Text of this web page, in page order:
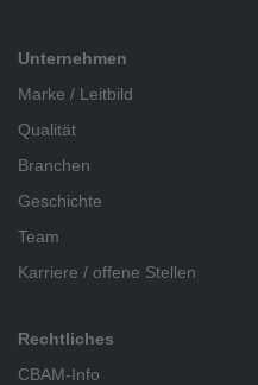
Unternehmen
Marke / Leitbild
Qualität
Branchen
Geschichte
Team
Karriere / offene Stellen
Rechtliches
CBAM-Info